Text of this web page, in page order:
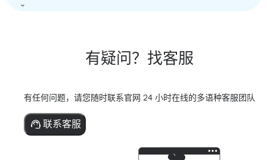
有疑问？找客服
有任何问题，请您随时联系官网 24 小时在线的多语种客服团队
联系客服